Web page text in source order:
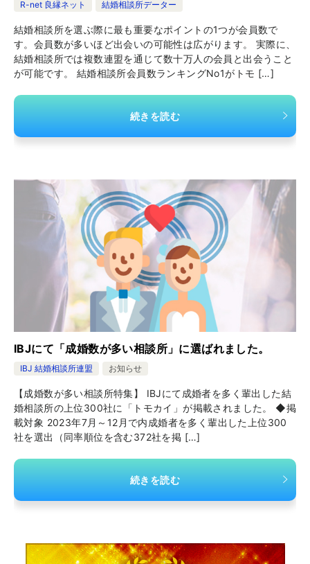
R-net 良縁ネット
結婚相談所データー
結婚相談所を選ぶ際に最も重要なポイントの1つが会員数で
す。会員数が多いほど出会いの可能性は広がります。 実際に、
結婚相談所では複数連盟を通じて数十万人の会員と出会うこと
が可能です。 結婚相談所会員数ランキングNo1がトモ […]
続きを読む
IBJにて「成婚数が多い相談所」に選ばれました。
IBJ 結婚相談所連盟 お知らせ
【成婚数が多い相談所特集】 IBJにて成婚者を多く輩出した結
婚相談所の上位300社に「トモカイ」が掲載されました。 ◆掲
載対象 2023年7月～12月で内成婚者を多く輩出した上位300
社を選出（同率順位を含む372社を掲 […]
続きを読む